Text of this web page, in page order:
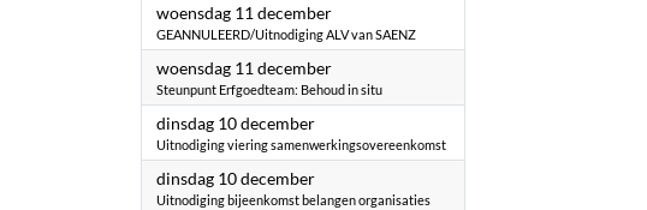
woensdag 11 december2024
GEANNULEERD/Uitnodiging ALV van SAENZ
woensdag 11 december2024
Steunpunt Erfgoedteam: Behoud in situ
dinsdag 10 december2024
Uitnodiging viering samenwerkingsovereenkomst
dinsdag 10 december2024
Uitnodiging bijeenkomst belangen organisaties